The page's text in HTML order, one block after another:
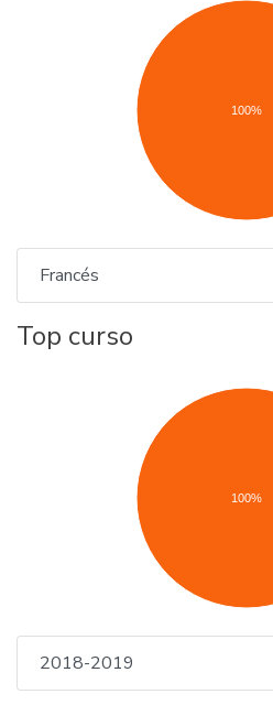
100%
Francés
Top curso
100%
2018-2019